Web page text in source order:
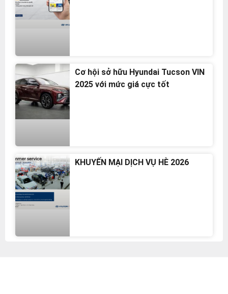
Cơ hội sở hữu Hyundai Tucson VIN
2025 với mức giá cực tốt
KHUYẾN MẠI DỊCH VỤ HÈ 2026